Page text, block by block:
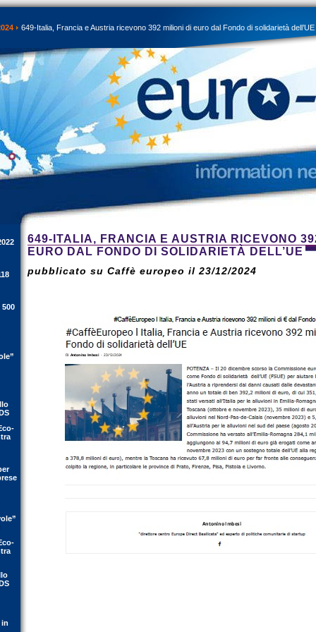
649-Italia, Francia e Austria ricevono 392 milioni di euro dal Fondo di solidarietà dell’UE
500
in
649-ITALIA, FRANCIA E AUSTRIA RICEVONO
EURO DAL FONDO DI SOLIDARIETÀ DELL’UE
pubblicato su Caffè europeo il 23/12/2024